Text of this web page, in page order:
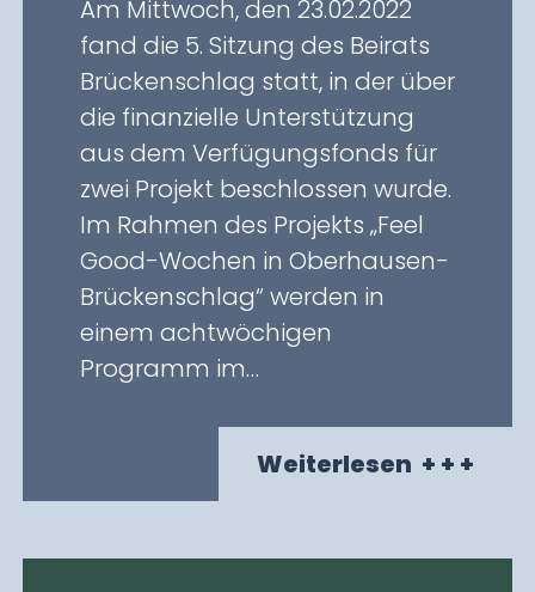
Am Mittwoch, den 23.02.2022
fand die 5. Sitzung des Beirats
Brückenschlag statt, in der über
die finanzielle Unterstützung
aus dem Verfügungsfonds für
zwei Projekt beschlossen wurde.
Im Rahmen des Projekts „Feel
Good-Wochen in Oberhausen-
Brückenschlag“ werden in
einem achtwöchigen
Programm im…
Weiterlesen + + +